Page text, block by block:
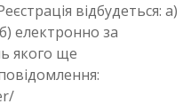
відбудеться: а)
електронно за
якого ще